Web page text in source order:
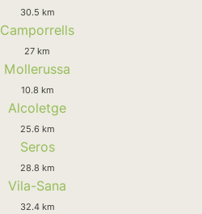
30.5 km
Camporrells
27 km
Mollerussa
10.8 km
Alcoletge
25.6 km
Seros
28.8 km
Vila-Sana
32.4 km